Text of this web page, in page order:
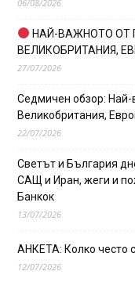
06/08/2026
НАЙ-ВАЖНОТО ОТ
ВЕЛИКОБРИТАНИЯ,
27/07/2026
Седмичен обзор: Най-
Великобритания,
22/07/2026
Светът и България
САЩ и Иран, жеги и
Банкок
13/07/2026
АНКЕТА: Колко често
12/07/2026